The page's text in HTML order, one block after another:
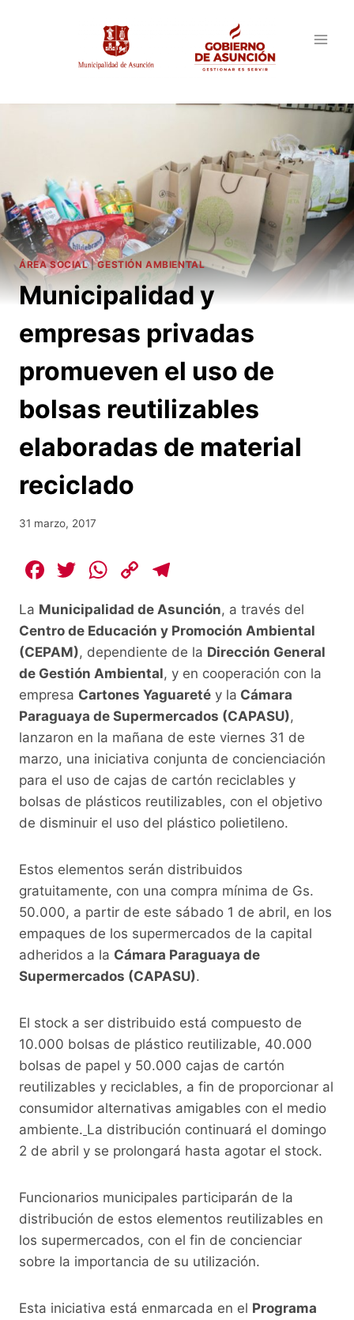
ÁREA SOCIAL|GESTIÓN AMBIENTAL
Municipalidad y
empresas privadas
promueven el uso de
bolsas reutilizables
elaboradas de material
reciclado
31 marzo, 2017
F
c
e
b
o
o
k
T
itt
er
W
at
s
A
p
p
C
p
y
Li
n
k
e
gr
a
m
La Municipalidad de Asunción, a través del
Centro de Educación y Promoción Ambiental
(CEPAM), dependiente de la Dirección General
de Gestión Ambiental, y en cooperación con la
empresa Cartones Yaguareté y la Cámara
Paraguaya de Supermercados (CAPASU),
lanzaron en la mañana de este viernes 31 de
marzo, una iniciativa conjunta de concienciación
para el uso de cajas de cartón reciclables y
bolsas de plásticos reutilizables, con el objetivo
de disminuir el uso del plástico polietileno.
Estos elementos serán distribuidos
gratuitamente, con una compra mínima de Gs.
50.000, a partir de este sábado 1 de abril, en los
empaques de los supermercados de la capital
adheridos a la Cámara Paraguaya de
Supermercados (CAPASU).
El stock a ser distribuido está compuesto de
10.000 bolsas de plástico reutilizable, 40.000
bolsas de papel y 50.000 cajas de cartón
reutilizables y reciclables, a fin de proporcionar al
consumidor alternativas amigables con el medio
ambiente. La distribución continuará el domingo
2 de abril y se prolongará hasta agotar el stock.
Funcionarios municipales participarán de la
distribución de estos elementos reutilizables en
los supermercados, con el fin de concienciar
sobre la importancia de su utilización.
Esta iniciativa está enmarcada en el Programa